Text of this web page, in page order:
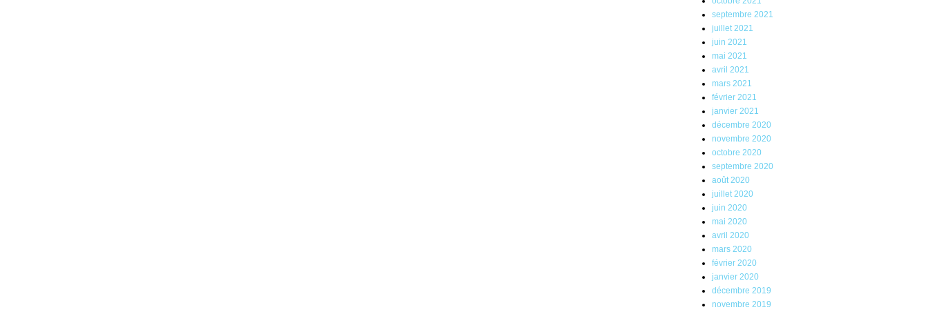
septembre 2021
juillet 2021
juin 2021
mai 2021
avril 2021
mars 2021
février 2021
janvier 2021
décembre 2020
novembre 2020
octobre 2020
septembre 2020
août 2020
juillet 2020
juin 2020
mai 2020
avril 2020
mars 2020
février 2020
janvier 2020
décembre 2019
novembre 2019